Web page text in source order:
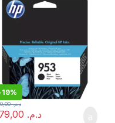
19%
د.م.
د.م.590,00